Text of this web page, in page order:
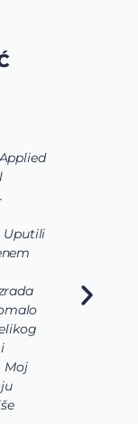
Uputili
Moj